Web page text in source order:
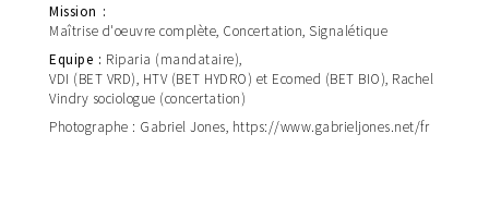
Mission
Maîtrise d'oeuvre complète, Concertation, Signalétique
Equipe
Riparia (mandataire)
VDI (BET VRD), HTV (BET HYDRO) et Ecomed (BET BIO), Rachel
Vindry sociologue (concertation)
Photographe : Gabriel Jones, https://www.gabrieljones.net/fr